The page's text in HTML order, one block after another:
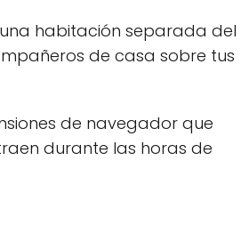
habitación separada del
de casa sobre tus
de navegador que
durante las horas de